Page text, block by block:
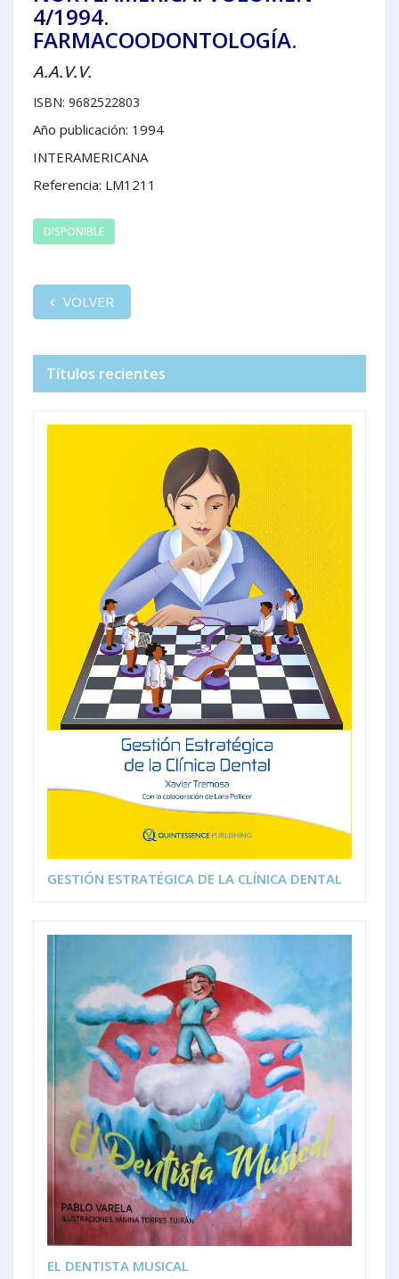
4/1994.
FARMACOODONTOLOGÍA.
A.A.V.V.
ISBN: 9682522803
Año publicación: 1994
INTERAMERICANA
Referencia: LM1211
DISPONIBLE
VOLVER
Títulos recientes
GESTIÓN ESTRATÉGICA DE LA CLÍNICA DENTAL
EL DENTISTA MUSICAL